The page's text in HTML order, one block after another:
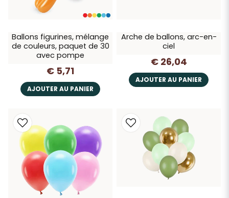
Ballons figurines, mélange
de couleurs, paquet de 30
avec pompe
€ 5,71
AJOUTER AU PANIER
Arche de ballons, arc-en-
ciel
€ 26,04
AJOUTER AU PANIER